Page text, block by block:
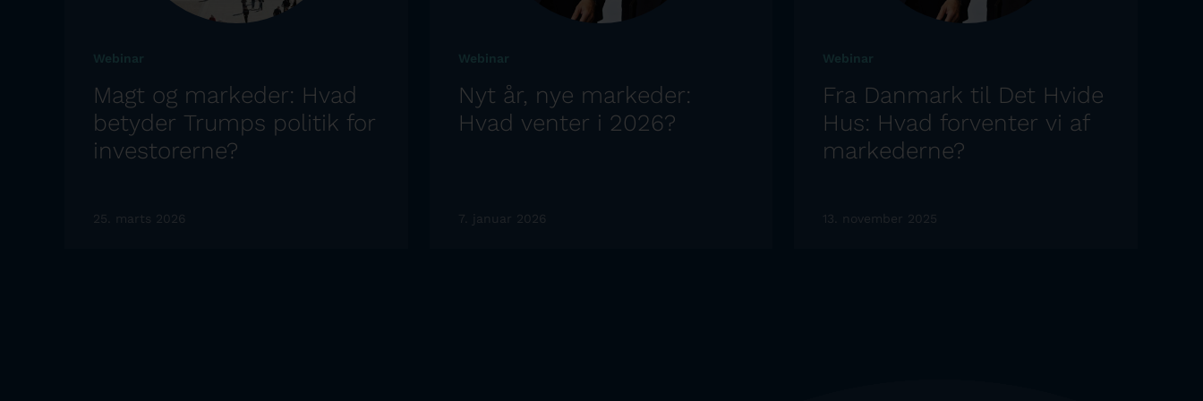
Webinar
Magt og markeder: Hvad
betyder Trumps politik for
investorerne?
25. marts 2026
Webinar
Nyt år, nye markeder:
Hvad venter i 2026?
7. januar 2026
Webinar
Fra Danmark til Det Hvide
Hus: Hvad forventer vi af
markederne?
13. november 2025